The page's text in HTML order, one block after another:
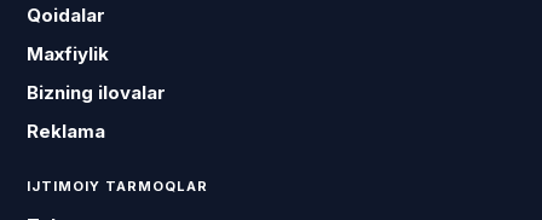
Qoidalar
Maxfiylik
Bizning ilovalar
Reklama
IJTIMOIY TARMOQLAR